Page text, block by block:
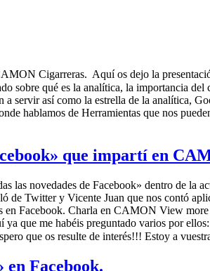
Cigarreras. Aquí os dejo la
qué es la analítica, la importancia
a servir así como la estrella de la
hablamos de Herramientas que nos
que impartí en
las novedades de Facebook» dentro de la
de Twitter y Vicente Juan que nos contó
en Facebook. Charla en CAMON View
que me habéis preguntado varios por
que os resulte de interés!!! Estoy a
Facebook.